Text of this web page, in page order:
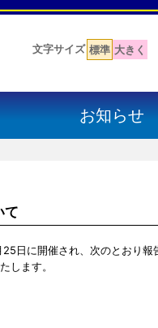
文字サイズ 標準 大きく
お知らせ
て
日に開催され、次のとおり
します。